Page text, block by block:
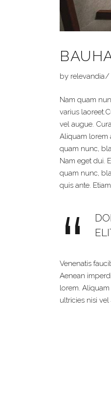
by relevandia
Nam quam
varius
vel augue.
Aliquam lorem
quam nunc,
Nam eget dui.
quam nunc,
quis ante.
Venenatis
Aenean
lorem.
ultricies nisi